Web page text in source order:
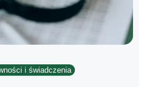
i świadczenia